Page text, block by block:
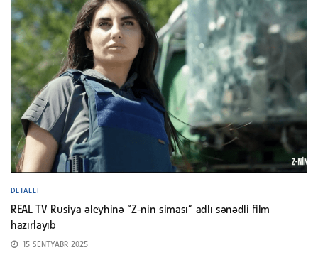
DETALLI
REAL TV Rusiya əleyhinə “Z-nin siması” adlı sənədli film
hazırlayıb
15 SENTYABR 2025